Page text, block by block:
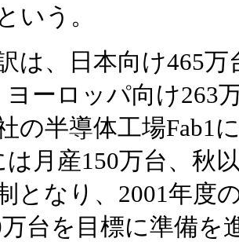
いう。
は、日本向け465万
ヨーロッパ向け263
の半導体工場Fab1
は月産150万台、秋
となり、2001年度
万台を目標に準備を